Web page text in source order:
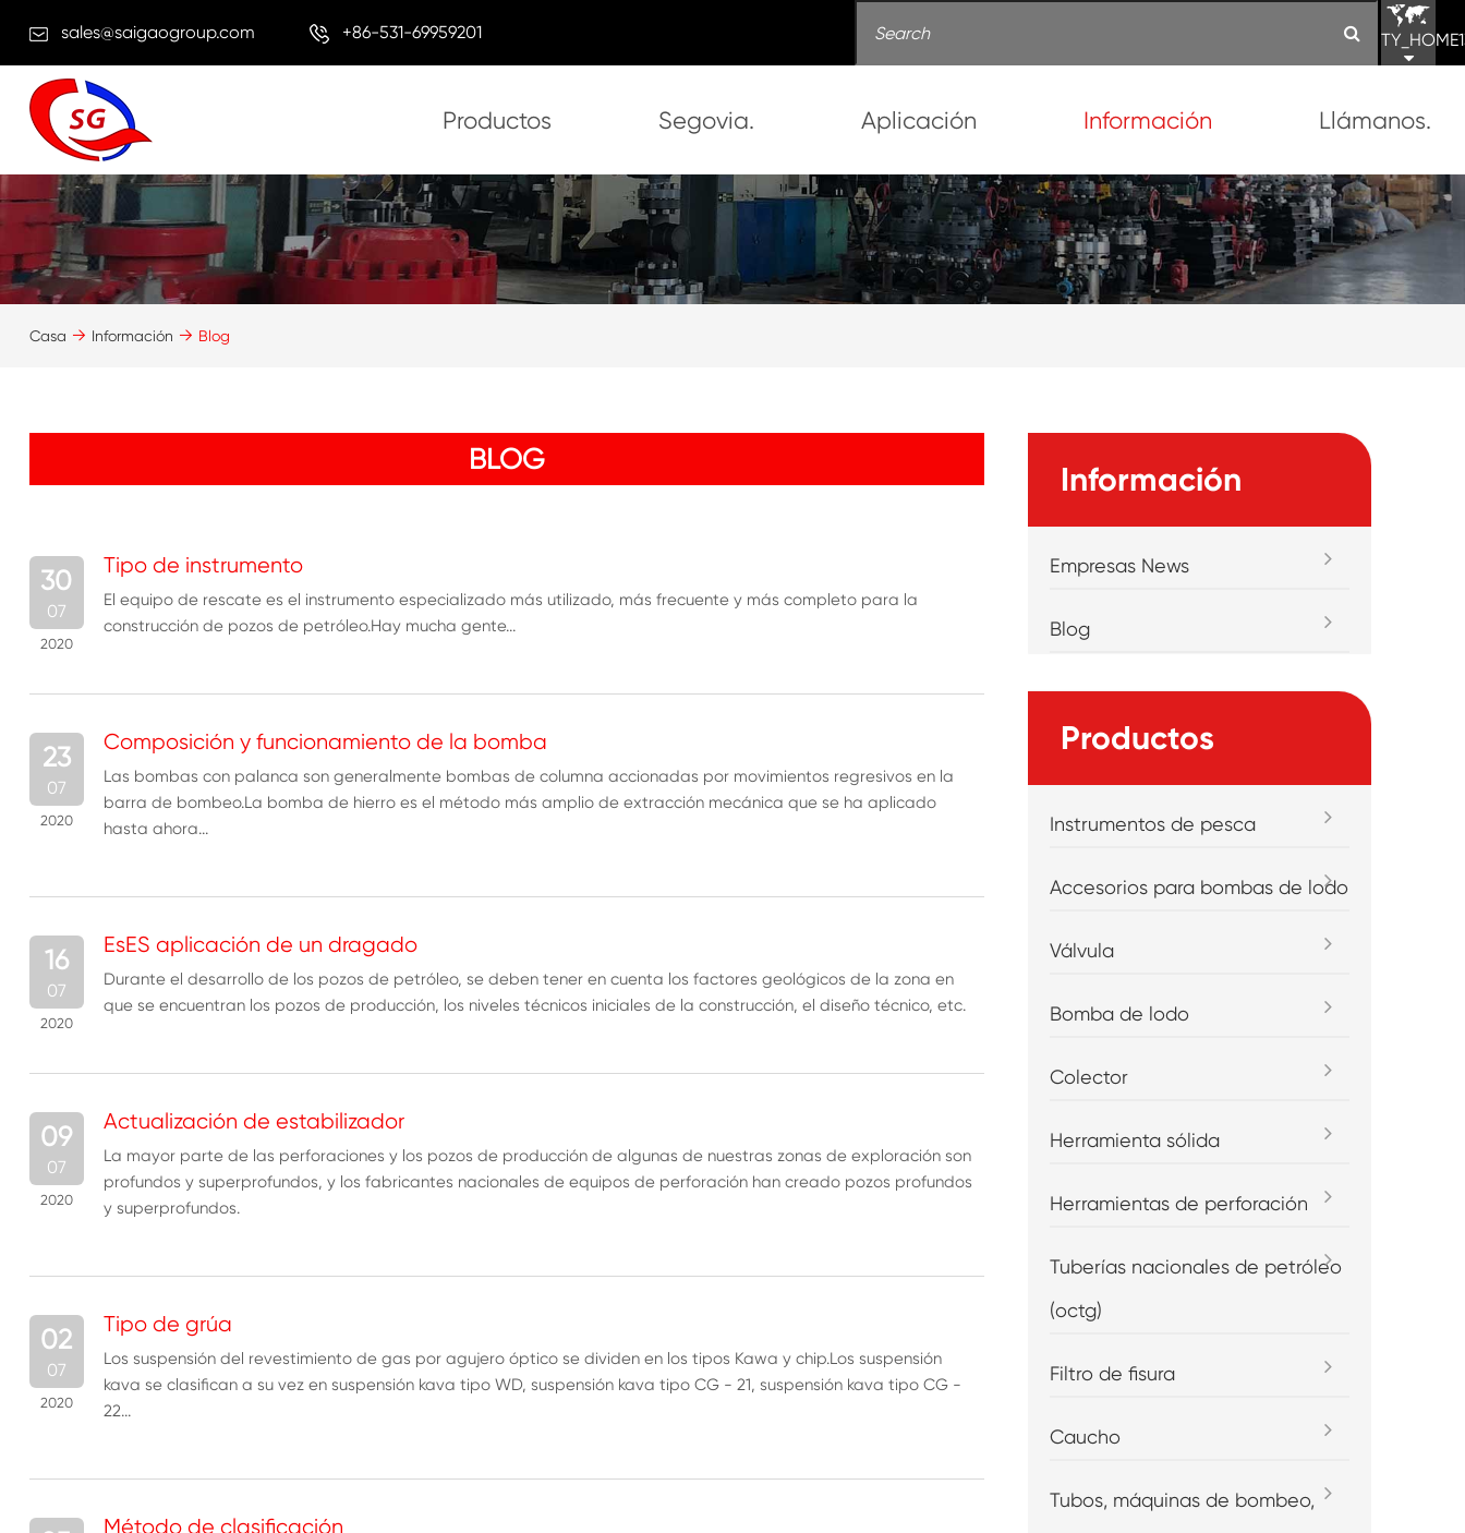
sales@saigaogroup.com +86-531-69959201
Productos Segovia. Aplicación Información Llámanos.
Casa Información Blog
BLOG
Tipo de instrumento
30
07
2020
El equipo de rescate es el instrumento especializado más utilizado, más frecuente y más completo para la
construcción de pozos de petróleo.Hay mucha gente...
Composición y funcionamiento de la bomba
23
07
2020
Las bombas con palanca son generalmente bombas de columna accionadas por movimientos regresivos en la
barra de bombeo.La bomba de hierro es el método más amplio de extracción mecánica que se ha aplicado
hasta ahora...
EsES aplicación de un dragado
16
07
2020
Durante el desarrollo de los pozos de petróleo, se deben tener en cuenta los factores geológicos de la zona en
que se encuentran los pozos de producción, los niveles técnicos iniciales de la construcción, el diseño técnico, etc.
Actualización de estabilizador
09
07
2020
La mayor parte de las perforaciones y los pozos de producción de algunas de nuestras zonas de exploración son
profundos y superprofundos, y los fabricantes nacionales de equipos de perforación han creado pozos profundos
y superprofundos.
Tipo de grúa
02
07
2020
Los suspensión del revestimiento de gas por agujero óptico se dividen en los tipos Kawa y chip.Los suspensión
kava se clasifican a su vez en suspensión kava tipo WD, suspensión kava tipo CG - 21, suspensión kava tipo CG -
22...
Método de clasificación
Información
Empresas News
Blog
Productos
Instrumentos de pesca
Accesorios para bombas de lodo
Válvula
Bomba de lodo
Colector
Herramienta sólida
Herramientas de perforación
Tuberías nacionales de petróleo
(octg)
Filtro de fisura
Caucho
Tubos, máquinas de bombeo,